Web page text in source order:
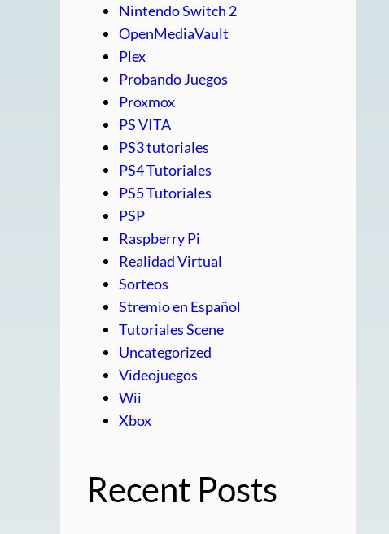
Nintendo Switch 2
OpenMediaVault
Plex
Probando Juegos
Proxmox
PS VITA
PS3 tutoriales
PS4 Tutoriales
PS5 Tutoriales
PSP
Raspberry Pi
Realidad Virtual
Sorteos
Stremio en Español
Tutoriales Scene
Uncategorized
Videojuegos
Wii
Xbox
Recent Posts